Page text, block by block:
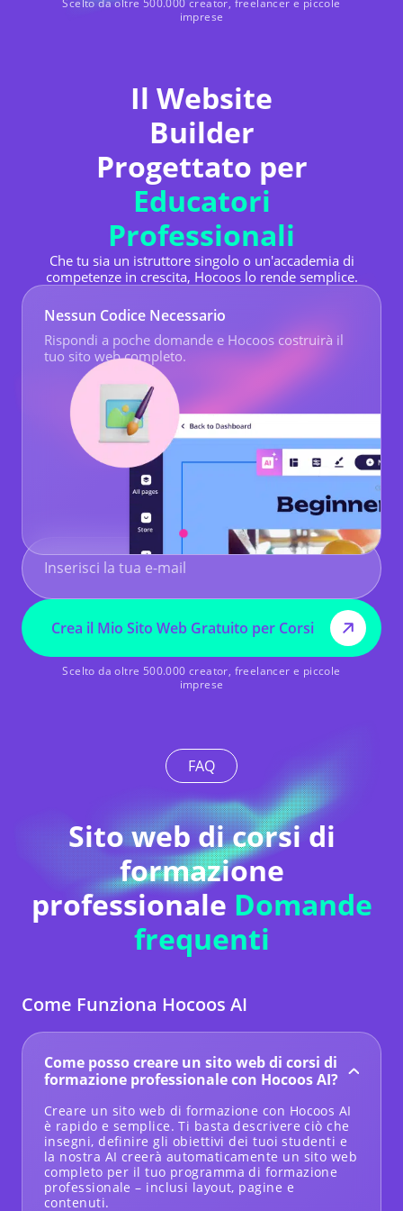
Scelto da oltre 500.000 creator, freelancer e piccole
imprese
Il Website
Builder
Progettato per
Educatori
Professionali
Che tu sia un istruttore singolo o un'accademia di
competenze in crescita, Hocoos lo rende semplice.
Nessun Codice Necessario
Rispondi a poche domande e Hocoos costruirà il
tuo sito web completo.
Crea il Mio Sito Web Gratuito per Corsi
Scelto da oltre 500.000 creator, freelancer e piccole
imprese
FAQ
Sito web di corsi di
formazione
professionale Domande
frequenti
Come Funziona Hocoos AI
Come posso creare un sito web di corsi di
formazione professionale con Hocoos AI?
Creare un sito web di formazione con Hocoos AI
è rapido e semplice. Ti basta descrivere ciò che
insegni, definire gli obiettivi dei tuoi studenti e
la nostra AI creerà automaticamente un sito web
completo per il tuo programma di formazione
professionale – inclusi layout, pagine e
contenuti.